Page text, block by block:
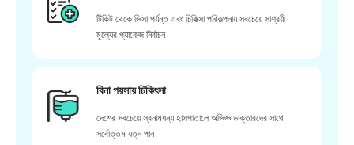
টিকিট থেকে ভিসা পর্যন্ত এবং চিকিত্সা পরিকল্পনায় সবচেয়ে সাশ্রয়ী
মূল্যের প্যাকেজ নির্বাচন
বিনা পয়সায় চিকিৎসা
দেশের সবচেয়ে স্বনামধন্য হাসপাতালে অভিজ্ঞ ডাক্তারদের সাথে
সর্বোত্তম যত্ন পান